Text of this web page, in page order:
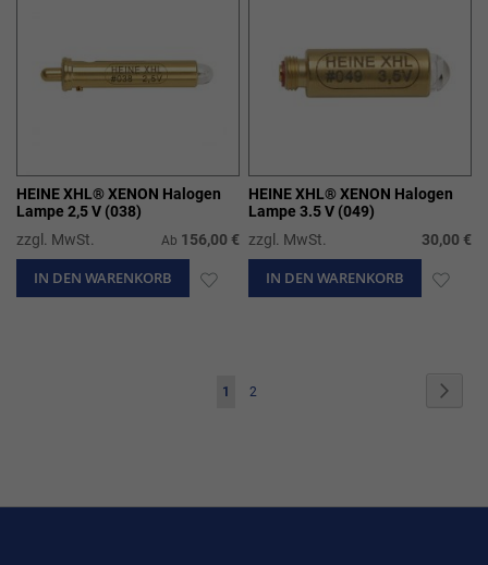
HEINE XHL® XENON Halogen
Lampe 2,5 V (038)
zzgl. MwSt.
Ab 156,00 €
IN DEN WARENKORB ZUR
HEINE XHL® XENON Halogen
Lampe 3.5 V (049)
zzgl. MwSt.
30,00 €
IN DEN WARENKORB ZUR
Seite
Sie
1 Seite
2